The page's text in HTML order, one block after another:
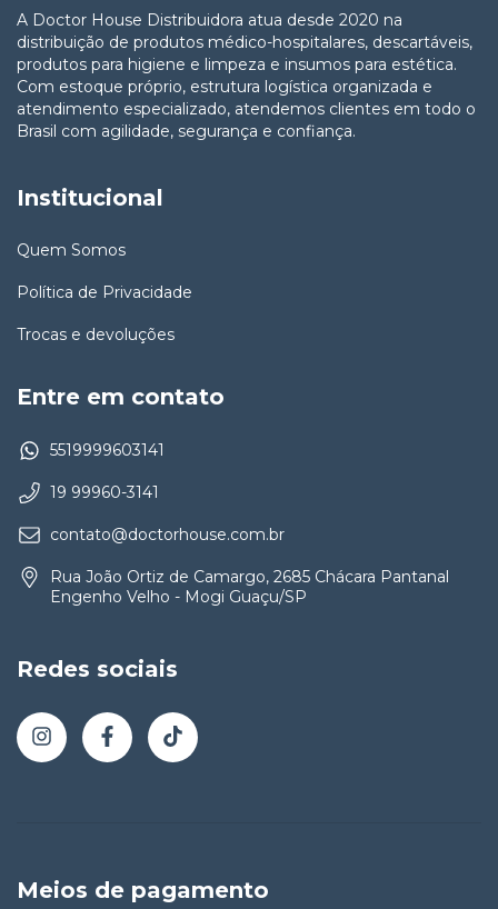
A Doctor House Distribuidora atua desde 2020 na
distribuição de produtos médico-hospitalares, descartáveis,
produtos para higiene e limpeza e insumos para estética.
Com estoque próprio, estrutura logística organizada e
atendimento especializado, atendemos clientes em todo o
Brasil com agilidade, segurança e confiança.
Institucional
Quem Somos
Política de Privacidade
Trocas e devoluções
Entre em contato
5519999603141
19 99960-3141
contato@doctorhouse.com.br
Rua João Ortiz de Camargo, 2685 Chácara Pantanal
Engenho Velho - Mogi Guaçu/SP
Redes sociais
Meios de pagamento